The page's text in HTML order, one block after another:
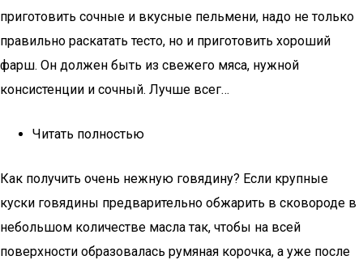
приготовить сочные и вкусные пельмени, надо не только
правильно раскатать тесто, но и приготовить хороший
фарш. Он должен быть из свежего мяса, нужной
консистенции и сочный. Лучше всег…
Читать полностью
Как получить очень нежную говядину? Если крупные
куски говядины предварительно обжарить в сковороде в
небольшом количестве масла так, чтобы на всей
поверхности образовалась румяная корочка, а уже после